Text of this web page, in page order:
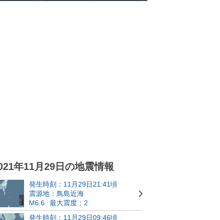
年11月29日の地震情報
発生時刻：11月29日21:41頃
震源地：鳥島近海
M6.6
最大震度：2
発生時刻：11月29日09:46頃